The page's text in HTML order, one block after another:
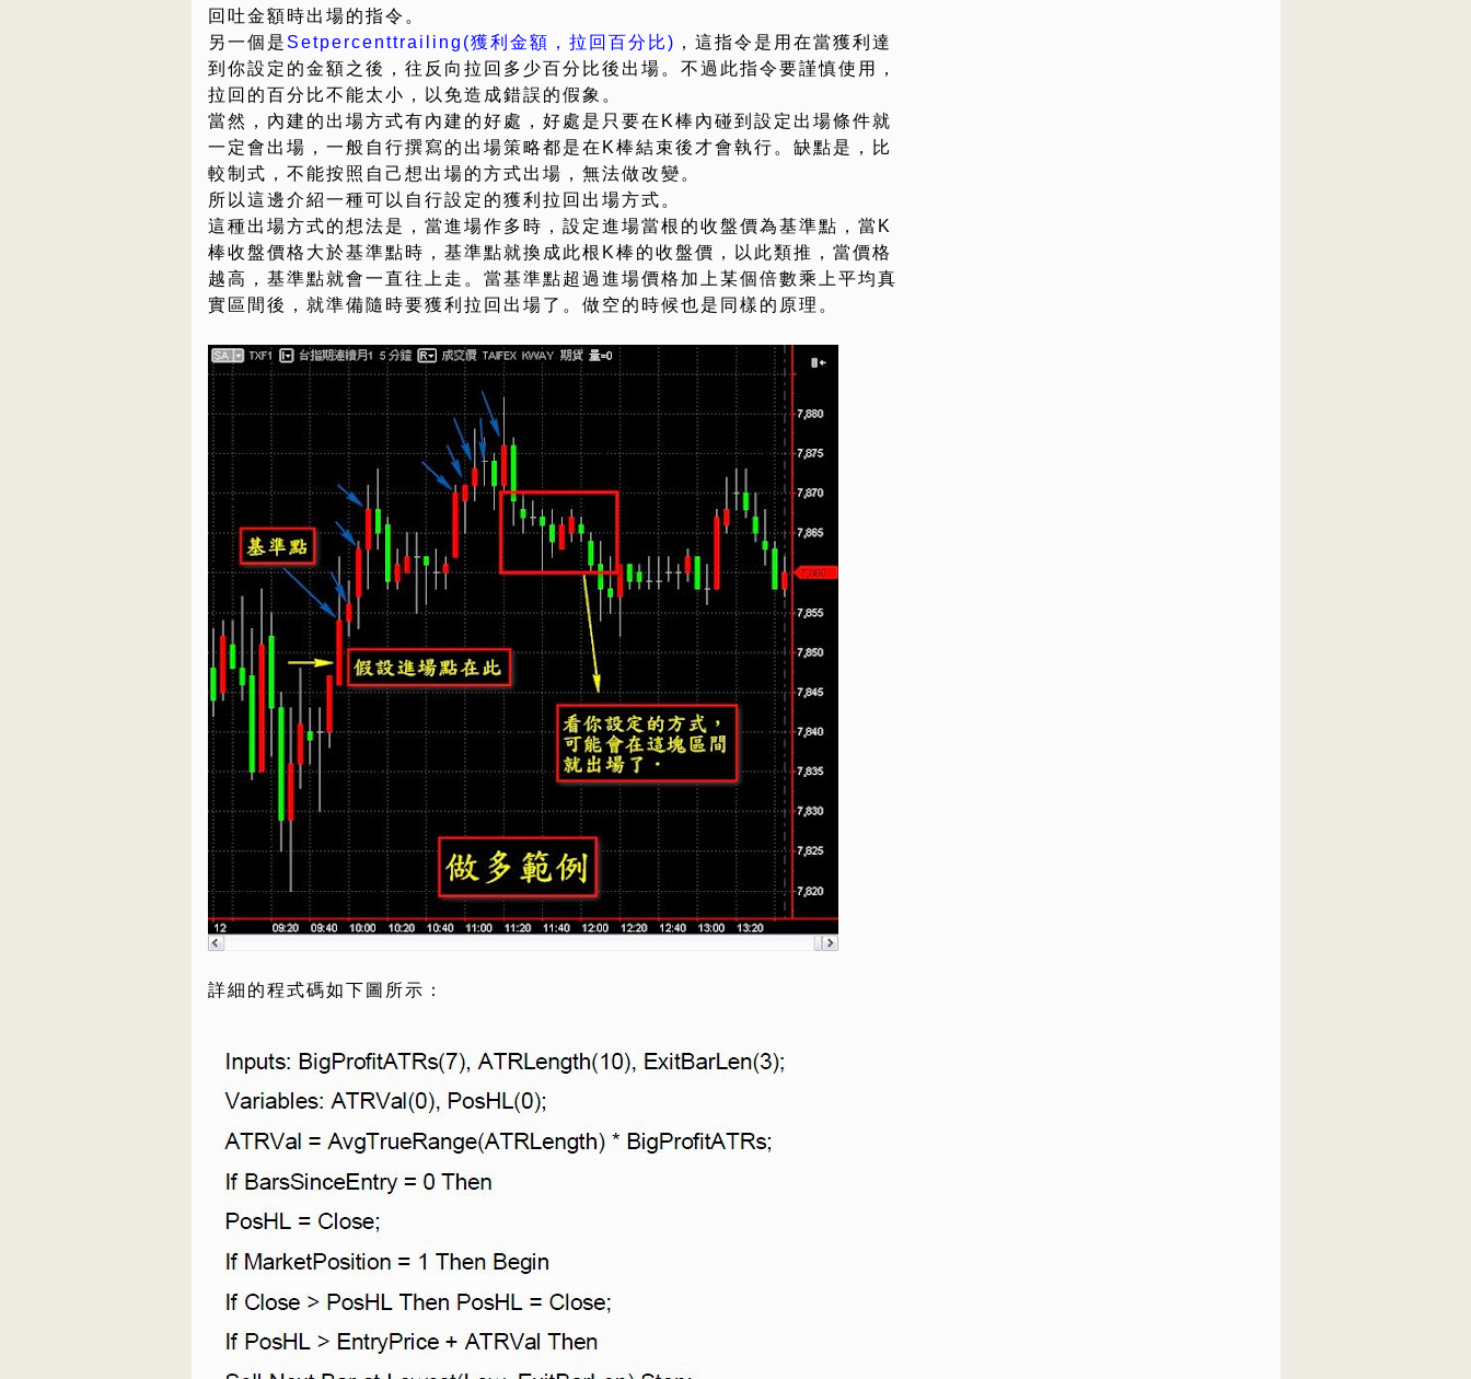
回吐金額時出場的指令。
另一個是 Setpercenttrailing(獲利金額，拉回百分比) ，這指令是用在當獲利達
到你設定的金額之後，往反向拉回多少百分比後出場。不過此指令要謹慎使用，
拉回的百分比不能太小，以免造成錯誤的假象。
當然，內建的出場方式有內建的好處，好處是只要在K棒內碰到設定出場條件就
一定會出場，一般自行撰寫的出場策略都是在K棒結束後才會執行。缺點是，比
較制式，不能按照自己想出場的方式出場，無法做改變。
所以這邊介紹一種可以自行設定的獲利拉回出場方式。
這種出場方式的想法是，當進場作多時，設定進場當根的收盤價為基準點，當K
棒收盤價格大於基準點時，基準點就換成此根K棒的收盤價，以此類推，當價格
越高，基準點就會一直往上走。當基準點超過進場價格加上某個倍數乘上平均真
實區間後，就準備隨時要獲利拉回出場了。做空的時候也是同樣的原理。
詳細的程式碼如下圖所示：